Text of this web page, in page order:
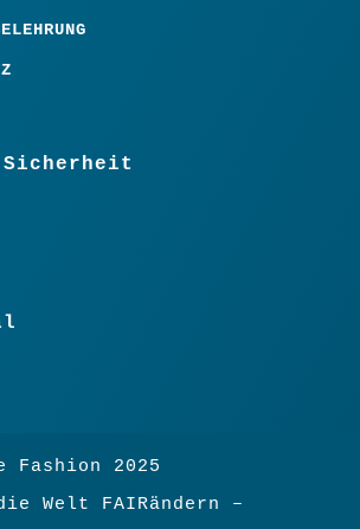
Sicherheit
2025
Welt FAIRändern –